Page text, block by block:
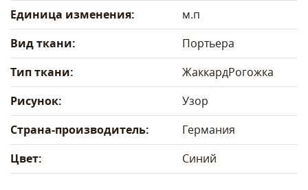
Единица изменения:
м.п
Вид ткани:
Портьера
Тип ткани:
ЖаккардРогожка
Рисунок:
Узор
Страна-производитель:
Германия
Цвет:
Синий